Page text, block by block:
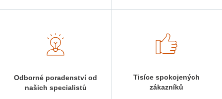
Odborné poradenství od
našich specialistů
Tisíce spokojených
zákazníků